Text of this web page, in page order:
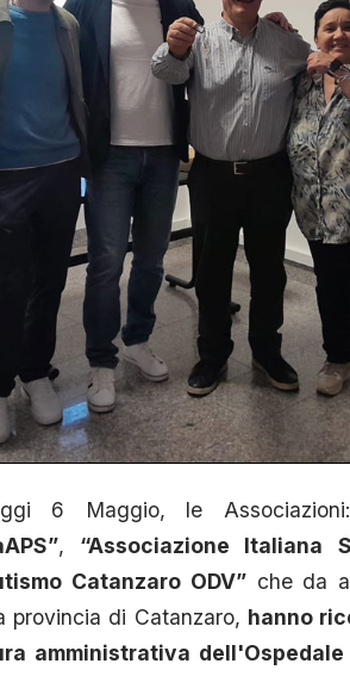
6 Maggio, le
, “Associazione Italiana
Catanzaro ODV”che da
provincia di Catanzaro, hanno
amministrativa dell'Ospedale